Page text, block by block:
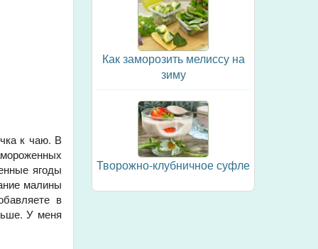
к чаю. В
ягоды
малины
в
У меня
Как заморозить мелиссу на
зиму
Творожно-клубничное суфле